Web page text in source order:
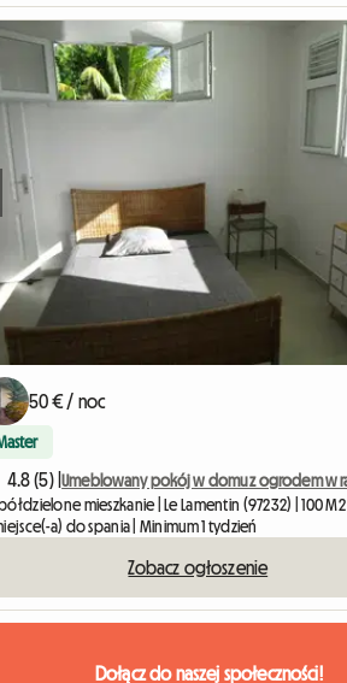
50 € / noc
4.8 (5) |
mieszkanie | Le Lamentin (97232) | 100 M2
a) do spania | Minimum 1 tydzień
Zobacz ogłoszenie
Dołącz do naszej społeczności!